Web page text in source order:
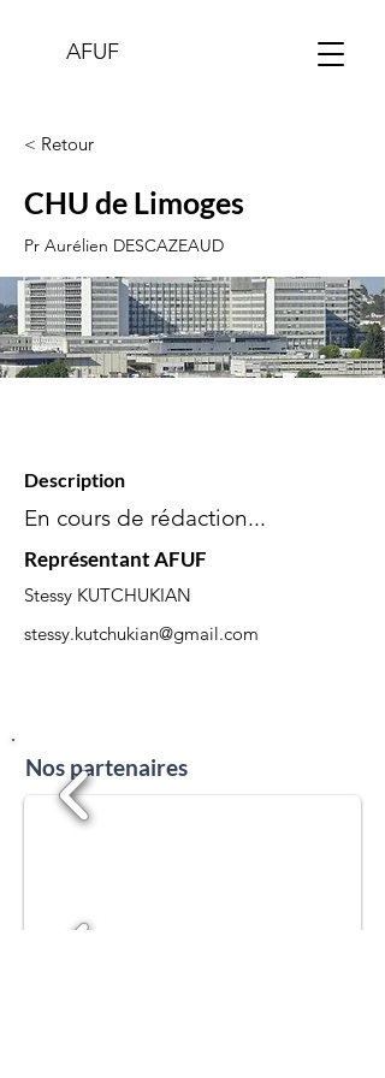
AFUF
< Retour
CHU de Limoges
Pr Aurélien DESCAZEAUD
Description
En cours de rédaction...
Représentant AFUF
Stessy KUTCHUKIAN
stessy.kutchukian@gmail.com
Nos partenaires